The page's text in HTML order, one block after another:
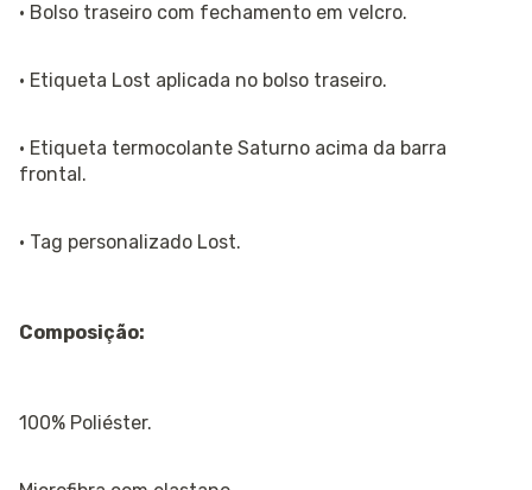
· Bolso traseiro com fechamento em velcro.
· Etiqueta Lost aplicada no bolso traseiro.
· Etiqueta termocolante Saturno acima da barra
frontal.
· Tag personalizado Lost.
Composição:
100% Poliéster.